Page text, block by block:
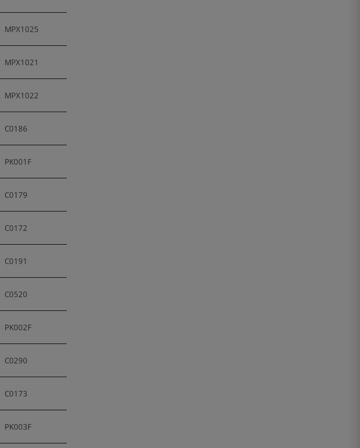
MPX1025
MPX1021
MPX1022
C0186
PK001F
C0179
C0172
C0191
C0520
PK002F
C0290
C0173
PK003F